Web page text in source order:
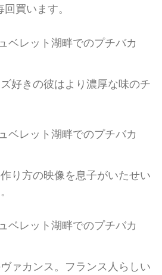
買います。
好きの彼はより濃厚な味のチ
り方の映像を息子がいたせい
ァカンス。フランス人らしい